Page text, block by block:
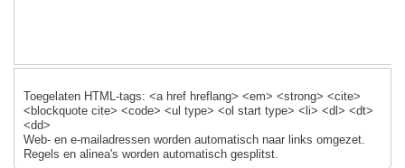
Toegelaten HTML-tags: <a href hreflang> <em> <strong> <cite>
<blockquote cite> <code> <ul type> <ol start type> <li> <dl> <dt>
<dd>
Web- en e-mailadressen worden automatisch naar links omgezet.
Regels en alinea's worden automatisch gesplitst.